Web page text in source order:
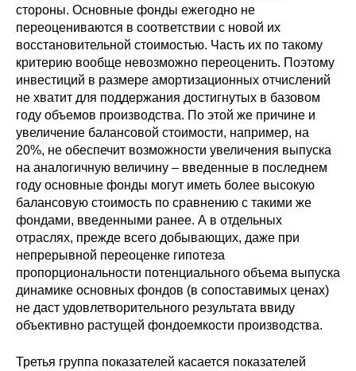
стороны. Основные фонды ежегодно не
переоцениваются в соответствии с новой их
восстановительной стоимостью. Часть их по такому
критерию вообще невозможно переоценить. Поэтому
инвестиций в размере амортизационных отчислений
не хватит для поддержания достигнутых в базовом
году объемов производства. По этой же причине и
увеличение балансовой стоимости, например, на
20%, не обеспечит возможности увеличения выпуска
на аналогичную величину – введенные в последнем
году основные фонды могут иметь более высокую
балансовую стоимость по сравнению с такими же
фондами, введенными ранее. А в отдельных
отраслях, прежде всего добывающих, даже при
непрерывной переоценке гипотеза
пропорциональности потенциального объема выпуска
динамике основных фондов (в сопоставимых ценах)
не даст удовлетворительного результата ввиду
объективно растущей фондоемкости производства.
Третья группа показателей касается показателей